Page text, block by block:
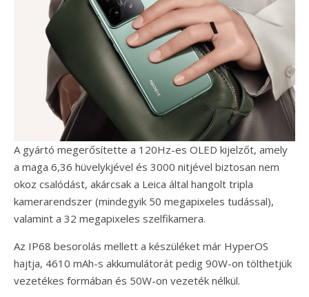
A gyártó megerősítette a 120Hz-es OLED kijelzőt, amely
a maga 6,36 hüvelykjével és 3000 nitjével biztosan nem
okoz csalódást, akárcsak a Leica által hangolt tripla
kamerarendszer (mindegyik 50 megapixeles tudással),
valamint a 32 megapixeles szelfikamera.
Az IP68 besorolás mellett a készüléket már HyperOS
hajtja, 4610 mAh-s akkumulátorát pedig 90W-on tölthetjük
vezetékes formában és 50W-on vezeték nélkül.